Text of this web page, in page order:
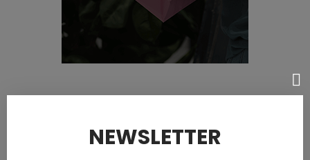
Tommy Hilfiger Chemises - Homme -
NEWSLETTER